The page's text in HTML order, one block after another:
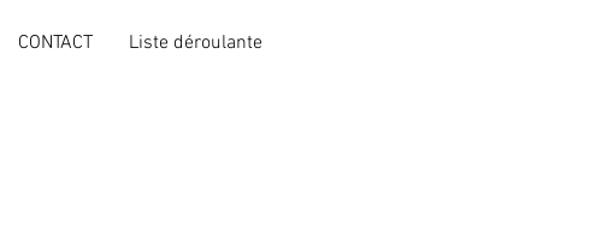
CONTACT Liste déroulante